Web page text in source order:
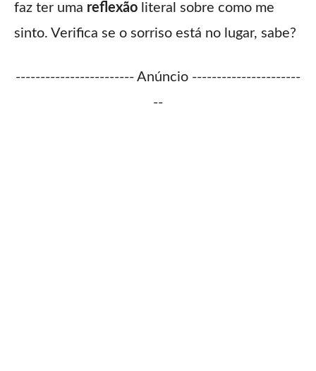
faz ter uma reflexão literal sobre como me
sinto. Verifica se o sorriso está no lugar, sabe?
------------------------ Anúncio ----------------------
--